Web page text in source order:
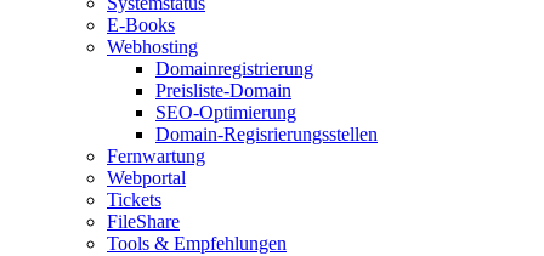
E-Books
Webhosting
Domainregistrierung
Preisliste-Domain
SEO-Optimierung
Domain-Regisrierungsstellen
Fernwartung
Webportal
Tickets
FileShare
Tools & Empfehlungen